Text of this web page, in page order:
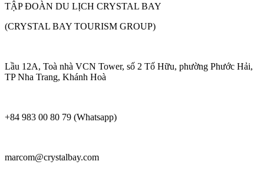
TẬP ĐOÀN DU LỊCH CRYSTAL BAY
(CRYSTAL BAY TOURISM GROUP)
Lầu 12A, Toà nhà VCN Tower, số 2 Tố Hữu, phường Phước Hải,
TP Nha Trang, Khánh Hoà
+84 983 00 80 79 (Whatsapp)
marcom@crystalbay.com